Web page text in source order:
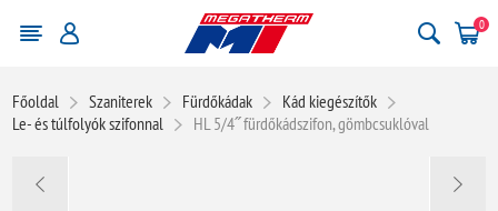
0
Főoldal Szaniterek Fürdőkádak
Kád kiegészítők
Le- és túlfolyók szifonnal
HL 5/4˝ fürdőkádszifon, gömbcsuklóval